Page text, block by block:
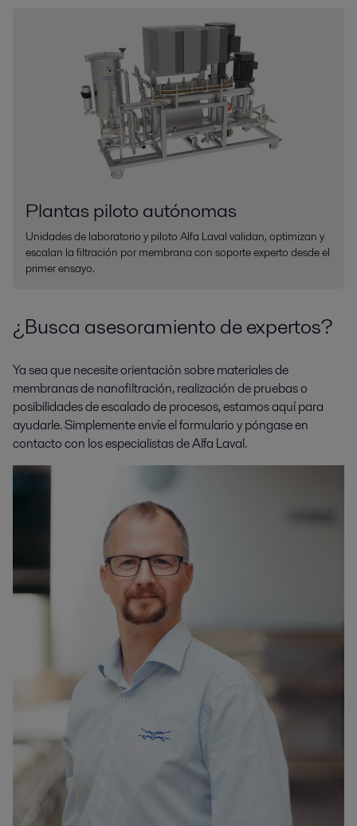
Plantas piloto autónomas
Unidades de laboratorio y piloto Alfa Laval validan, optimizan y
escalan la filtración por membrana con soporte experto desde el
primer ensayo.
¿Busca asesoramiento de expertos?
Ya sea que necesite orientación sobre materiales de
membranas de nanofiltración, realización de pruebas o
posibilidades de escalado de procesos, estamos aquí para
ayudarle. Simplemente envíe el formulario y póngase en
contacto con los especialistas de Alfa Laval.